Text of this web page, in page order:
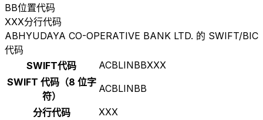
BB位置代码
XXX分行代码
ABHYUDAYA CO-OPERATIVE BANK LTD. 的 SWIFT/BIC
代码
SWIFT代码
ACBLINBBXXX
SWIFT 代码（8 位字
符）
ACBLINBB
分行代码
XXX